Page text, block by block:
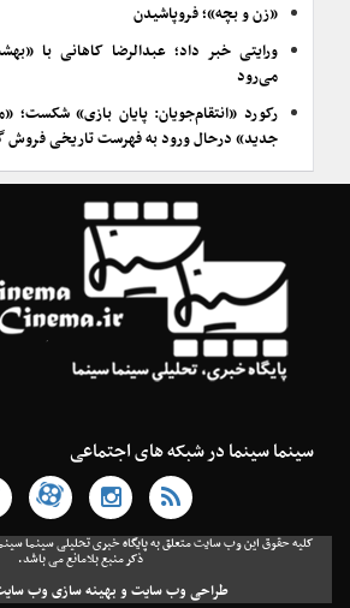
«زن و بچه»؛ فروپاشیدن
ورایتی خبر داد؛ عبدالرضا کاهانی با
می‌رود
رکورد «انتقام‌جویان: پایان بازی» شکست؛
جدید» درحال ورود به فهرست تاریخی فروش
سینما سینما در شبکه های اجتماعی
کلیه حقوق این وب سایت متعلق به پایگاه خبری تحلیلی سینما
ذکر منبع بلامانع می باشد.
طراحی وب سایت و بهینه سازی وب